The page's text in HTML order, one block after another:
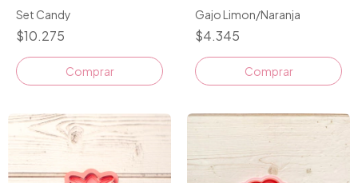
Set Candy
$10.275
Gajo Limon/Naranja
$4.345
Comprar